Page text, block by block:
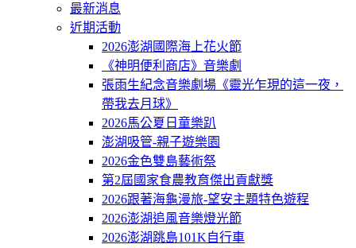
最新消息
近期活動
2026澎湖國際海上花火節
《神明便利商店》音樂劇
張雨生紀念音樂劇場《靈光乍現的這一夜，
帶我去月球》
2026馬公夏日童樂趴
澎湖吸管-親子遊樂園
2026金色雙島藝術祭
第2屆國家食農教育傑出貢獻獎
2026跟著海龜漫旅-望安主題特色遊程
2026澎湖追風音樂燈光節
2026澎湖跳島101K自行車